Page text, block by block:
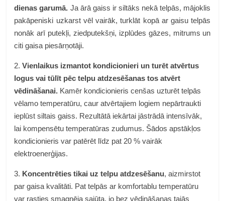
dienas garumā. Ja ārā gaiss ir siltāks nekā telpās, mājoklis
pakāpeniski uzkarst vēl vairāk, turklāt kopā ar gaisu telpās
nonāk arī putekļi, ziedputekšņi, izplūdes gāzes, mitrums un
citi gaisa piesārņotāji.
2. Vienlaikus izmantot kondicionieri un turēt atvērtus
logus vai tūlīt pēc telpu atdzesēšanas tos atvērt
vēdināšanai. Kamēr kondicionieris cenšas uzturēt telpās
vēlamo temperatūru, caur atvērtajiem logiem nepārtraukti
ieplūst siltais gaiss. Rezultātā iekārtai jāstrādā intensīvāk,
lai kompensētu temperatūras zudumus. Šādos apstākļos
kondicionieris var patērēt līdz pat 20 % vairāk
elektroenerģijas.
3. Koncentrēties tikai uz telpu atdzesēšanu, aizmirstot
par gaisa kvalitāti. Pat telpās ar komfortablu temperatūru
var rasties smagnēja sajūta, jo bez vēdināšanas tajās